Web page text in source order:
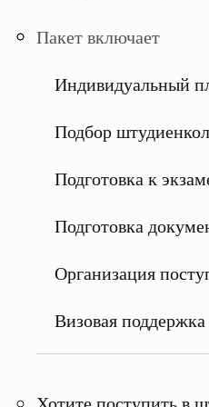
Пакет включает
Индивидуальный
Подбор
Подготовка к
Подготовка
Организация
Визовая поддержка